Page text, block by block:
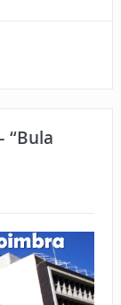
“Bula